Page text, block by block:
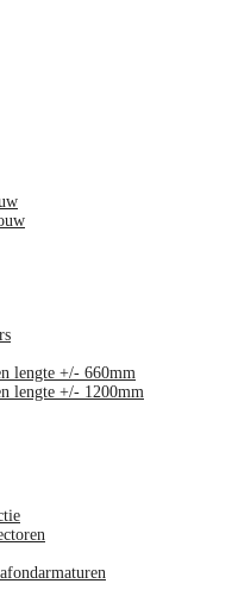
lengte +/- 660mm
lengte +/- 1200mm